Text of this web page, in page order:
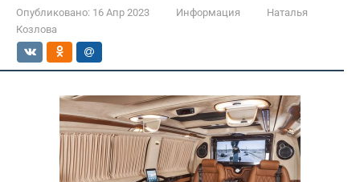
Опубликовано: 16 Апр 2023 Информация
Наталья
Козлова